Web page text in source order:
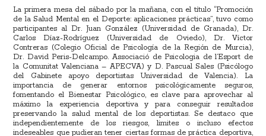
La primera mesa del sábado por la mañana, con el título “Promoción
de la Salud Mental en el Deporte: aplicaciones prácticas”, tuvo como
participantes al Dr. Juan González (Universidad de Granada), Dr.
Carlos Díaz-Rodríguez (Universidad de Oviedo), Dr. Víctor
Contreras (Colegio Oficial de Psicología de la Región de Murcia),
Dr. David Peris-Delcampo. Associació de Psicologia de l’Esport de
la Comunitat Valenciana – APECVA) y D. Pascual Sales (Psicólogo
del Gabinete apoyo deportistas Universidad de Valencia). La
importancia de generar entornos psicológicamente seguros,
fomentando el Bienestar Psicológico, es clave para aprovechar al
máximo la experiencia deportiva y para conseguir resultados
preservando la salud mental de los deportistas. Se destaco que
independientemente de los riesgos, limites o incluso efectos
indeseables que pudieran tener ciertas formas de práctica deportiva,